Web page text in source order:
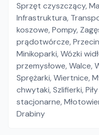
Sprzęt czyszczący,
Infrastruktura,
koszowe,Pompy,
prądotwórcze,
Minikoparki,Wózki
przemysłowe,Walce,
Sprężarki,Wiertnice,
chwytaki,Szlifierki,
stacjonarne,
Drabiny